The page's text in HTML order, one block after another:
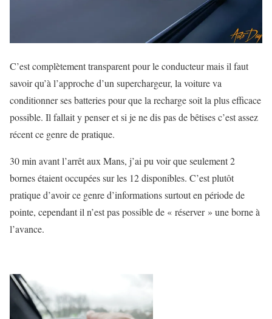
C’est complètement transparent pour le conducteur mais il faut
savoir qu’à l’approche d’un superchargeur, la voiture va
conditionner ses batteries pour que la recharge soit la plus efficace
possible. Il fallait y penser et si je ne dis pas de bêtises c’est assez
récent ce genre de pratique.
30 min avant l’arrêt aux Mans, j’ai pu voir que seulement 2
bornes étaient occupées sur les 12 disponibles. C’est plutôt
pratique d’avoir ce genre d’informations surtout en période de
pointe, cependant il n’est pas possible de « réserver » une borne à
l’avance.